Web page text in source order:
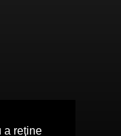
a reţine